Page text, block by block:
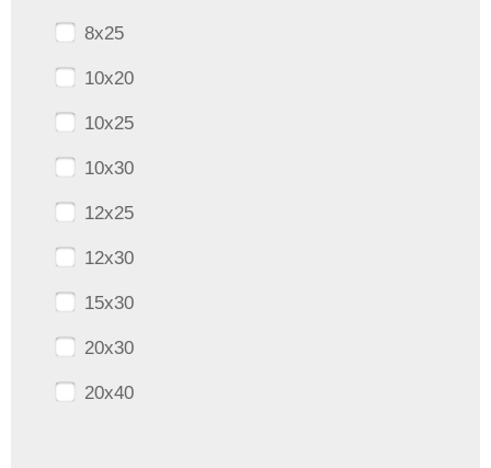
8x25
10x20
10x25
10x30
12x25
12x30
15x30
20x30
20x40